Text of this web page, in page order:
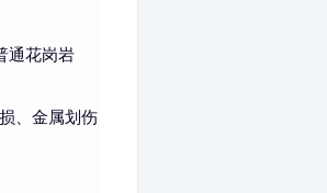
通花岗岩
、金属划伤